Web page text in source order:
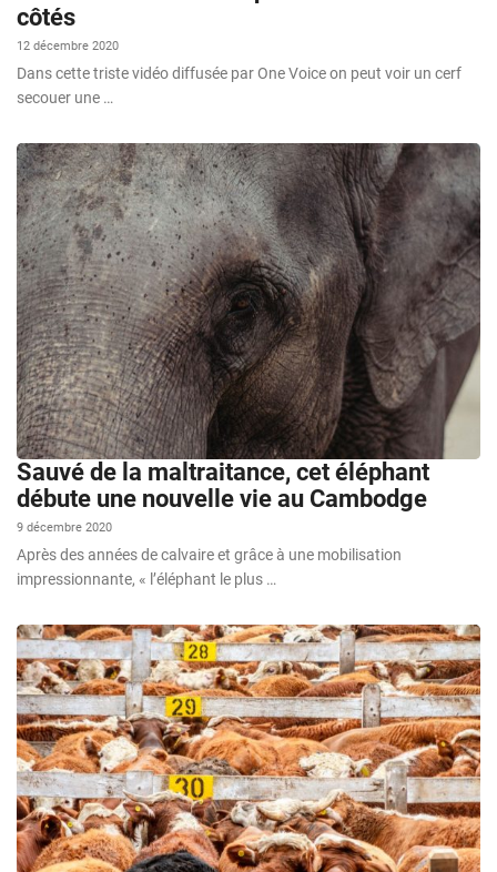
côtés
12 décembre 2020
Dans cette triste vidéo diffusée par One Voice on peut voir un cerf
secouer une …
Sauvé de la maltraitance, cet éléphant
débute une nouvelle vie au Cambodge
9 décembre 2020
Après des années de calvaire et grâce à une mobilisation
impressionnante, « l’éléphant le plus …